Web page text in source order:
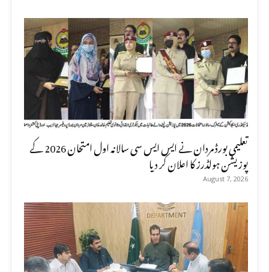
تعلیمی بورڈ مردان نے ایس ایس سی سالانہ اول امتحان 2026 کے
پوزیشن ہولڈرز کا اعلان کر دیا
August 7, 2026